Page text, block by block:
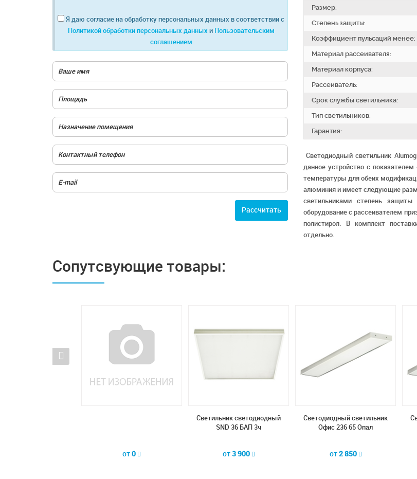
Я даю согласие на обработку персональных данных в соответствии с
Политикой обработки персональных данных и Пользовательским
соглашением
Расcчитать
Размер:
Степень защиты:
Коэффициент пульсаций менее:
Материал рассеивателя:
Материал корпуса:
Рассеиватель:
Срок службы светильника:
Тип светильников:
Гарантия:
Светодиодный светильник
данное устройство с
температуры для обеих
алюминия и имеет следующие
светильниками степень
оборудование с рассеивателем
полистирол. В комплект
отдельно.
Сопутсвующие товары:
от0
Светильник светодиодный
SND 36 БАП 3ч
от3 900
Светодиодный светильник
Офис 236 65 Опал
от2 850